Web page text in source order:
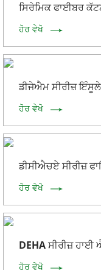
ਸਿਰੇਮਿਕ ਫਾਈਬਰ
ਹੋਰ ਵੇਖੋ
ਡੀਜੇਐਮ ਸੀਰੀਜ਼
ਹੋਰ ਵੇਖੋ
ਡੀਸੀਐਚਏ ਸੀਰੀਜ਼
ਹੋਰ ਵੇਖੋ
DEHA ਸੀਰੀਜ਼ ਹਾਈ
ਹੋਰ ਵੇਖੋ